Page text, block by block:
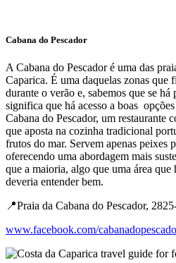
Cabana do Pescador
A Cabana do Pescador é uma das
Caparica. É uma daquelas zonas que
durante o verão e, sabemos que se
significa que há acesso a boas
Cabana do Pescador, um restaurante
que aposta na cozinha tradicional
frutos do mar. Servem apenas peixes
oferecendo uma abordagem mais
que a maioria, algo que uma área
deveria entender bem.
📍Praia da Cabana do Pescador,
www.facebook.com/